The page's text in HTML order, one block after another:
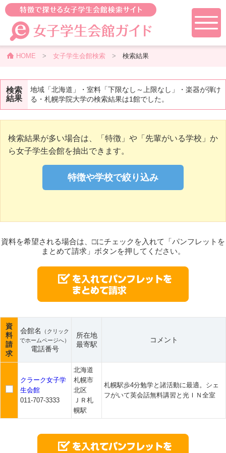
HOME > 女子学生会館検索> 検索結果
検索
結果
地域「北海道」・室料「下限なし～上限なし」・楽器が弾け
る・札幌学院大学の検索結果は1館でした。
検索結果が多い場合は、「特徴」や「先輩がいる学校」か
ら女子学生会館を抽出できます。
資料を希望される場合は、□にチェックを入れて「パンフレットを
まとめて請求」ボタンを押してください。
資
料
請
求
会館名
（クリック
でホームページへ）
電話番号
所在地
最寄駅
コメント
クラーク女子学
生会館
011-707-3333
北海道
札幌市
北区
ＪＲ札
幌駅
札幌駅歩4分勉学と諸活動に最適。シェ
フがいて英会話無料講習と光ＩＮ全室